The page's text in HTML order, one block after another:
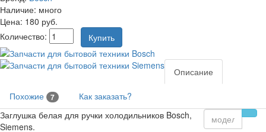
Наличие: много
Цена: 180 руб.
Количество:
Описание
Похожие 7
Как заказать?
Заглушка белая для ручки холодильников Bosch,
Siemens.